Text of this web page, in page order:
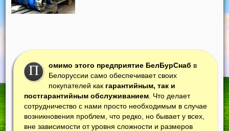
П омимо этого предприятие БелБурСнаб в
Белоруссии само обеспечивает своих
покупателей как гарантийным, так и
постгарантийным обслуживанием . Что делает
сотрудничество с нами просто необходимым в случае
возникновения проблем, что редко, но бывает у всех,
вне зависимости от уровня сложности и размеров